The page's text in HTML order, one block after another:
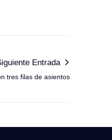
Entrada
tres filas de asientos